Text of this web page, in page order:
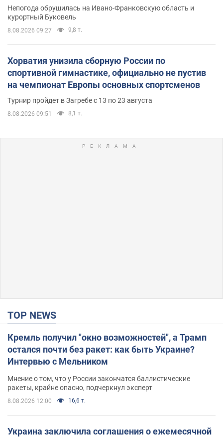
Непогода обрушилась на Ивано-Франковскую область и
курортный Буковель
8.08.2026 09:27 9,8 т.
Хорватия унизила сборную России по
спортивной гимнастике, официально не пустив
на чемпионат Европы основных спортсменов
Турнир пройдет в Загребе с 13 по 23 августа
8.08.2026 09:51 8,1 т.
TOP NEWS
Кремль получил "окно возможностей", а Трамп
остался почти без ракет: как быть Украине?
Интервью с Мельником
Мнение о том, что у России закончатся баллистические
ракеты, крайне опасно, подчеркнул эксперт
8.08.2026 12:00 16,6 т.
Украина заключила соглашения о ежемесячной